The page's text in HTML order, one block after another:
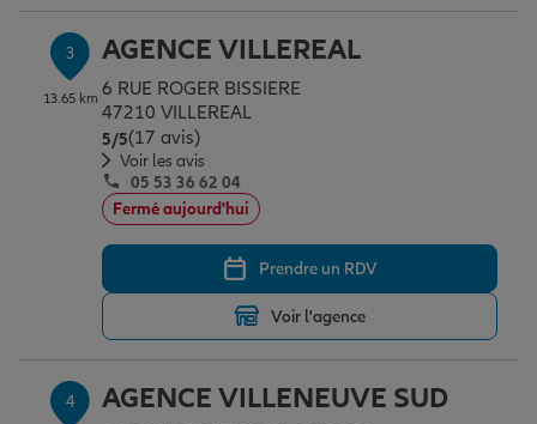
Garantie des accidents de la vie
Assurance scolaire
Protection juridique
Tous nos devis d'assurance
3
13.65 km
AGENCE VILLEREAL
6 RUE ROGER BISSIERE
47210 VILLEREAL
5/5Note de 5 sur 5
(17 avis)
Voir les avis
05 53 36 62 04
Fermé aujourd'hui
Prendre un RDV
Voir l'agence
4 AGENCE VILLENEUVE SUD